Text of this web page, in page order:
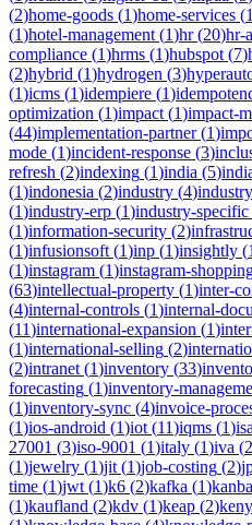
(2)home-goods (1)home-services (1
(1)hotel-management (1)hr(20)hr-
compliance (1)hrms (1)hubspot (7)
(2)hybrid (1)hydrogen (3)
(1)icms (1)idempiere (1)
optimization (1)impact (1)impact-
(44)implementation-partner(1)
mode (1)incident-response (3)
refresh (2)indexing (1)india (5)
(1)indonesia (2)industry (4)
(1)industry-erp (1)industry-specific
(1)information-security (2)
(1)infusionsoft (1)inp (1)insightly (1
(1)instagram (1)instagram-
(63)intellectual-property (1)inter-
(4)internal-controls (1)internal-
(11)international-expansion (1)
(1)international-selling (2)
(2)intranet (1)inventory (33)
forecasting (1)inventory-
(1)inventory-sync (4)invoice-
(1)ios-android (1)iot (11)iqms (1)
27001 (3)iso-9001 (1)italy (1)iva (2
(1)jewelry (1)jit (1)job-costing (2)
time (1)jwt (1)k6 (2)kafka (1)
(1)kaufland (2)kdv (1)keap (2)